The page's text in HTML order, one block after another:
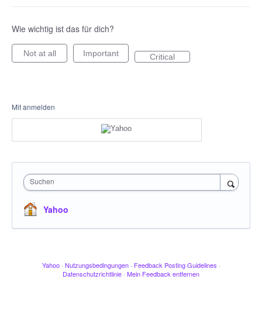
Wie wichtig ist das für dich?
Not at all Important Critical
Mit anmelden
Suchen
Yahoo
Yahoo · Nutzungsbedingungen · Feedback Posting Guidelines ·
Datenschutzrichtlinie · Mein Feedback entfernen